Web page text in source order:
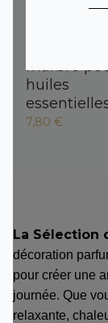
Galet
marbré
huiles
7,80 €
La Sélection
décoration
pour créer une
journée. Que
relaxante,